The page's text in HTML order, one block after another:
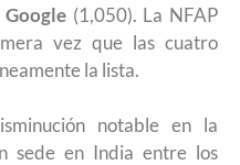
Google(1,050). La NFAP
vez que las cuatro
la lista.
notable en la
sede en India entre los